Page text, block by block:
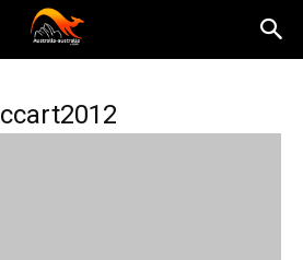
ccart2012